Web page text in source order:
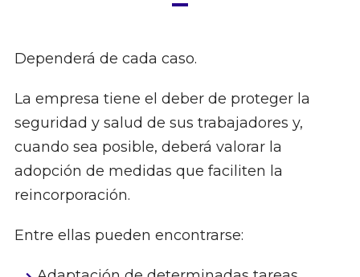
Dependerá de cada caso.
La empresa tiene el deber de proteger la
seguridad y salud de sus trabajadores y,
cuando sea posible, deberá valorar la
adopción de medidas que faciliten la
reincorporación.
Entre ellas pueden encontrarse: